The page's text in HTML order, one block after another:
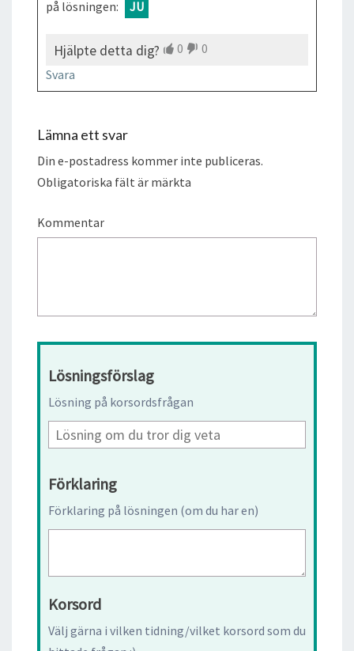
på lösningen:
JU
Hjälpte detta dig? 0
0
Svara
Lämna ett svar
Din e-postadress kommer inte publiceras.
Obligatoriska fält är märkta
Kommentar
Lösningsförslag
Lösning på korsordsfrågan
Förklaring
Förklaring på lösningen (om du har en)
Korsord
Välj gärna i vilken tidning/vilket korsord som du